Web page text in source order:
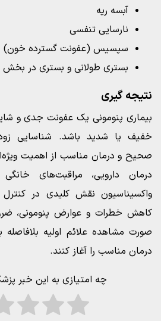
آبسه ریه
نارسایی تنفسی
سپسیس (عفونت گسترده خون)
بستری طولانی و بستری در بخش
نتیجه‌ گیری
بیماری پنومونی یک عفونت جدی و
خفیف یا شدید باشد. شناسایی
صحیح و درمان مناسب از اهمیت
درمان دارویی، مراقبت‌های
واکسیناسیون نقش کلیدی در کنترل
کاهش خطرات و عوارض پنومونی،
صورت مشاهده علائم اولیه
درمان مناسب را آغاز کنند.
چه امتیازی به این خبر